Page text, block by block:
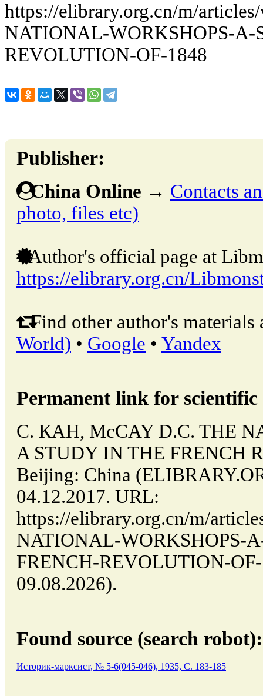
https://elibrary.org.cn/m/
NATIONAL-WORKSHOPS-
REVOLUTION-OF-1848
Publisher:
China Online → Contacts
photo, files etc)
Author's official page at
https://elibrary.org.cn/
Find other author's materials
World) • Google • Yandex
Permanent link for
С. КАН, McCAY D.C. THE
A STUDY IN THE FRENCH
Beijing: China
04.12.2017. URL:
https://elibrary.org.cn/m/
NATIONAL-WORKSHOPS-
FRENCH-REVOLUTION-OF-
09.08.2026).
Found source (search robot):
Историк-марксист, № 5-6(045-046), 1935, C. 183-185